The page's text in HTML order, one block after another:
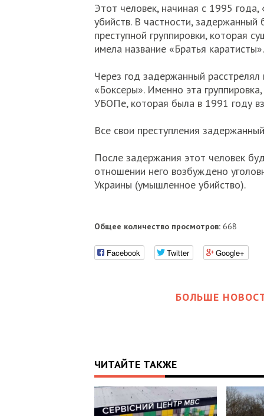
Этот человек, начиная с 1995 года,
убийств. В частности,
преступной группировки, которая
имела название «Братья каратисты».
Через год задержанный
«Боксеры». Именно эта
УБОПе, которая была в 1991 году
Все свои преступления
После задержания этот человек
отношении него возбуждено
Украины (умышленное убийство).
Общее количество просмотров:668
Facebook Twitter Google+
БОЛЬШЕ
ЧИТАЙТЕ ТАКЖЕ